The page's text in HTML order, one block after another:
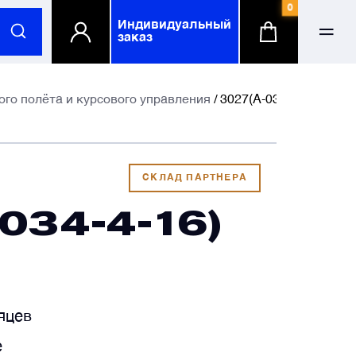
Индивидуальный
заказ
0
полёта и курсового управления / 3027(А-034-4-16)
СКЛАД ПАРТНЕРА
4-16)
номер
номер